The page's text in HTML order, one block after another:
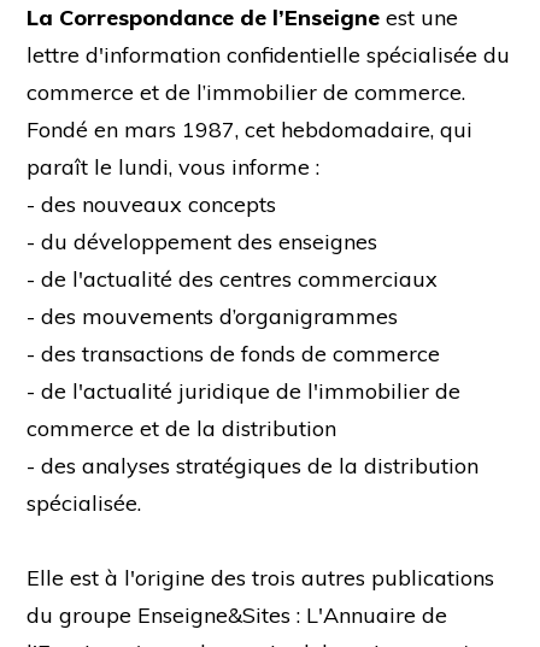
La Correspondance de l’Enseigne est une
lettre d'information confidentielle spécialisée du
commerce et de l’immobilier de commerce.
Fondé en mars 1987, cet hebdomadaire, qui
paraît le lundi, vous informe :
- des nouveaux concepts
- du développement des enseignes
- de l'actualité des centres commerciaux
- des mouvements d’organigrammes
- des transactions de fonds de commerce
- de l'actualité juridique de l'immobilier de
commerce et de la distribution
- des analyses stratégiques de la distribution
spécialisée.
Elle est à l'origine des trois autres publications
du groupe Enseigne&Sites : L'Annuaire de